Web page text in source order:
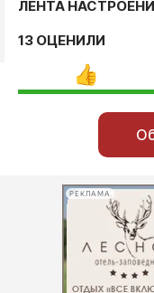
ЛЕНТА
13 ОЦЕНИЛИ
РЕКЛАМА